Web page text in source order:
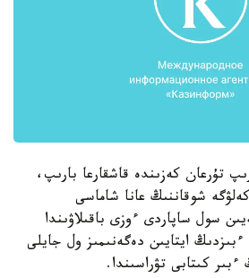
تۇرعان كەزىندە قاشقارعا بارىپ،
شوقاننىڭ عانا شاماسى
سول ساپاردى ءوزى باقىلاۋىندا
ايتايىن دەگەنىمىز ول جايلى
كىتابى تۋراسىندا.